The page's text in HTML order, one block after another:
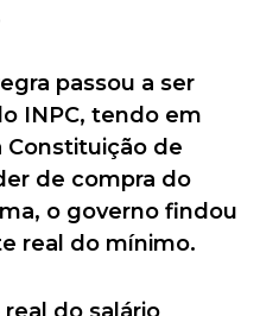
passou a ser
INPC, tendo em
Constituição de
de compra do
o governo findou
real do mínimo.